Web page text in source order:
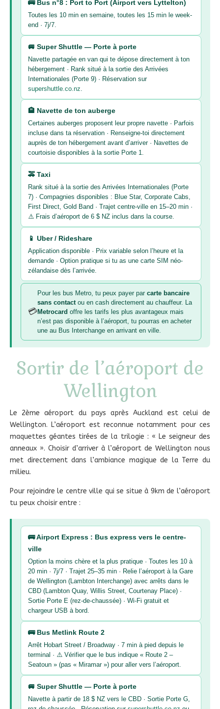
🚌 Bus n°8 : Port to Port (Airport vers Lyttelton)
Toutes les 10 min en semaine, toutes les 15 min le week-
end · 7j/7.
🚐 Super Shuttle — Porte à porte
Navette partagée en van qui te dépose directement à ton
hébergement · Rank situé à la sortie des Arrivées
Internationales (Porte 9) · Réservation sur
supershuttle.co.nz
🏨 Navette de ton auberge
Certaines auberges proposent leur propre navette · Parfois
incluse dans ta réservation · Renseigne-toi directement
auprès de ton hébergement avant d’arriver · Navettes de
courtoisie disponibles à la sortie Porte 1.
🚕 Taxi
Rank situé à la sortie des Arrivées Internationales (Porte
7) · Compagnies disponibles : Blue Star, Corporate Cabs,
First Direct, Gold Band · Trajet centre-ville en 15–20 min ·
⚠️ Frais d’aéroport de 6 $ NZ inclus dans la course.
📱 Uber / Rideshare
Application disponible · Prix variable selon l’heure et la
demande · Option pratique si tu as une carte SIM néo-
zélandaise dès l’arrivée.
💳
Pour les bus Metro, tu peux payer par carte bancaire
sans contact ou en cash directement au chauffeur. La
Metrocard offre les tarifs les plus avantageux mais
n’est pas disponible à l’aéroport, tu pourras en acheter
une au Bus Interchange en arrivant en ville.
Sortir de l’aéroport de
Wellington
Le 2ème aéroport du pays après Auckland est celui de
Wellington. L’aéroport est reconnue notamment pour ces
maquettes géantes tirées de la trilogie : « Le seigneur des
anneaux ». Choisir d’arriver à l’aéroport de Wellington nous
met directement dans l’ambiance magique de la Terre du
milieu.
Pour rejoindre le centre ville qui se situe à 9km de l’aéroport
tu peux choisir entre :
🚌 Airport Express : Bus express vers le centre-
ville
Option la moins chère et la plus pratique · Toutes les 10 à
20 min · 7j/7 · Trajet 25–35 min · Relie l’aéroport à la Gare
de Wellington (Lambton Interchange) avec arrêts dans le
CBD (Lambton Quay, Willis Street, Courtenay Place) ·
Sortie Porte E (rez-de-chaussée) · Wi-Fi gratuit et
chargeur USB à bord.
🚌 Bus Metlink Route 2
Arrêt Hobart Street / Broadway · 7 min à pied depuis le
terminal · ⚠️ Vérifier que le bus indique « Route 2 –
Seatoun » (pas « Miramar ») pour aller vers l’aéroport.
🚐 Super Shuttle — Porte à porte
Navette à partir de 18 $ NZ vers le CBD · Sortie Porte G,